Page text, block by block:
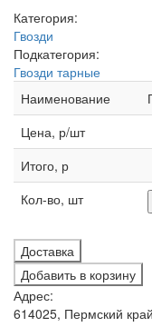
Категория:
Гвозди
Подкатегория:
Гвозди тарные
Наименование
Цена, р/шт
Итого, р
Кол-во, шт
Доставка
Добавить в корзину
Адрес:
614025, Пермский